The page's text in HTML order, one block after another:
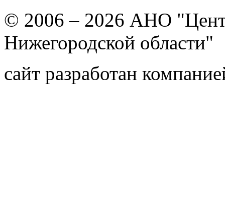
© 2006 – 2026 АНО
Нижегородской области"
сайт разработан